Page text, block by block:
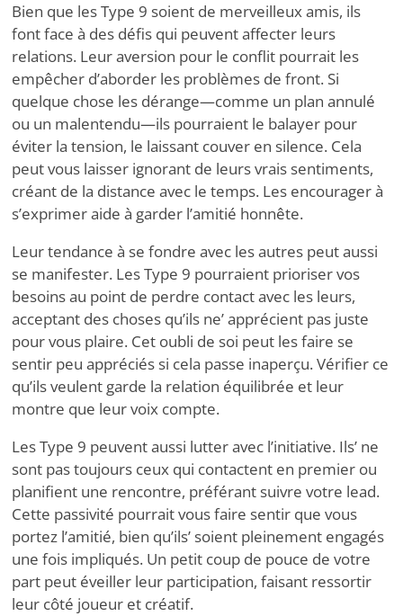
Bien que les Type 9 soient de merveilleux amis, ils
font face à des défis qui peuvent affecter leurs
relations. Leur aversion pour le conflit pourrait les
empêcher d’aborder les problèmes de front. Si
quelque chose les dérange—comme un plan annulé
ou un malentendu—ils pourraient le balayer pour
éviter la tension, le laissant couver en silence. Cela
peut vous laisser ignorant de leurs vrais sentiments,
créant de la distance avec le temps. Les encourager à
s’exprimer aide à garder l’amitié honnête.
Leur tendance à se fondre avec les autres peut aussi
se manifester. Les Type 9 pourraient prioriser vos
besoins au point de perdre contact avec les leurs,
acceptant des choses qu’ils ne’apprécient pas juste
pour vous plaire. Cet oubli de soi peut les faire se
sentir peu appréciés si cela passe inaperçu. Vérifier ce
qu’ils veulent garde la relation équilibrée et leur
montre que leur voix compte.
Les Type 9 peuvent aussi lutter avec l’initiative. Ils’ ne
sont pas toujours ceux qui contactent en premier ou
planifient une rencontre, préférant suivre votre lead.
Cette passivité pourrait vous faire sentir que vous
portez l’amitié, bien qu’ils’ soient pleinement engagés
une fois impliqués. Un petit coup de pouce de votre
part peut éveiller leur participation, faisant ressortir
leur côté joueur et créatif.